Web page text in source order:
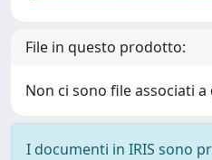
File in questo prodotto:
Non ci sono file associati
I documenti in IRIS sono